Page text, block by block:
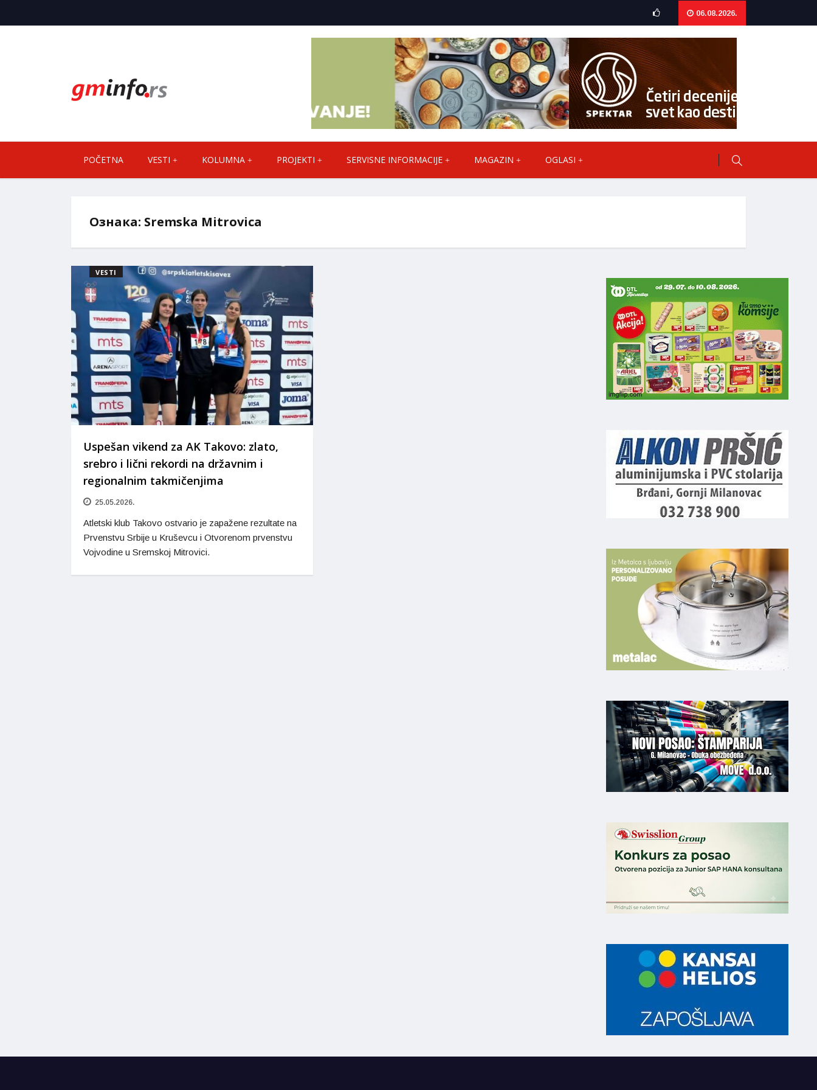
06.08.2026.
POČETNA VESTI KOLUMNA PROJEKTI SERVISNE INFORMACIJE MAGAZIN OGLASI
Ознака: Sremska Mitrovica
VESTI
Uspešan vikend za AK Takovo: zlato,
srebro i lični rekordi na državnim i
regionalnim takmičenjima
25.05.2026.
Atletski klub Takovo ostvario je zapažene rezultate na
Prvenstvu Srbije u Kruševcu i Otvorenom prvenstvu
Vojvodine u Sremskoj Mitrovici.